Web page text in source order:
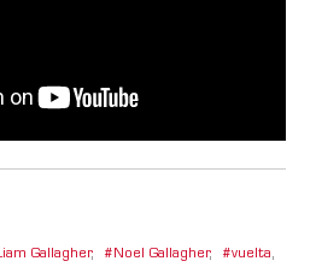
Gallagher, Noel Gallagher, vuelta,